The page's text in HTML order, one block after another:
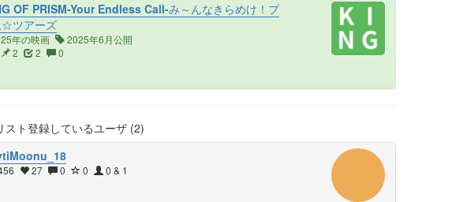
OF PRISM-Your Endless Call-み～んなきらめけ！プ
☆ツアーズ
年の映画
2025年6月公開
2 2 0
ト登録しているユーザ (2)
27 0 0 0 & 1